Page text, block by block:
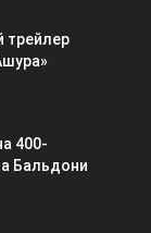
трейлер
400-
Бальдони